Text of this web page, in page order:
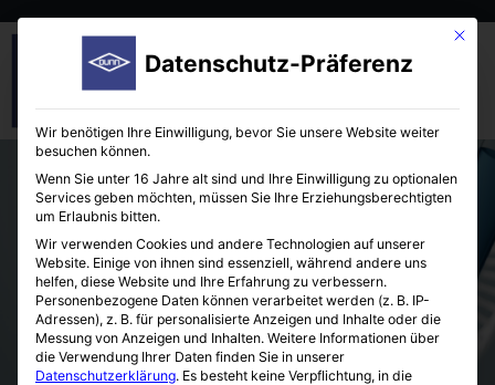
Mikrozentrifugenröhrchen
Mit
Datenschutz-Präferenz
Wir benötigen Ihre Einwilligung, bevor Sie unsere Website weiter
besuchen können.
Wenn Sie unter 16 Jahre alt sind und Ihre Einwilligung zu optionalen
Services geben möchten, müssen Sie Ihre Erziehungsberechtigten
um Erlaubnis bitten.
Wir verwenden Cookies und andere Technologien auf unserer
Website. Einige von ihnen sind essenziell, während andere uns
helfen, diese Website und Ihre Erfahrung zu verbessern.
Personenbezogene Daten können verarbeitet werden (z. B. IP-
Adressen), z. B. für personalisierte Anzeigen und Inhalte oder die
Messung von Anzeigen und Inhalten. Weitere Informationen über
die Verwendung Ihrer Daten finden Sie in unserer
Datenschutzerklärung. Es besteht keine Verpflichtung, in die